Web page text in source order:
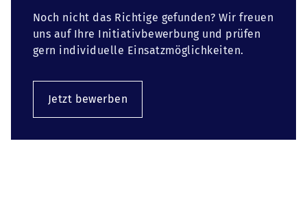
Noch nicht das Richtige gefunden? Wir freuen
uns auf Ihre Initiativbewerbung und prüfen
gern individuelle Einsatzmöglichkeiten.
Jetzt bewerben